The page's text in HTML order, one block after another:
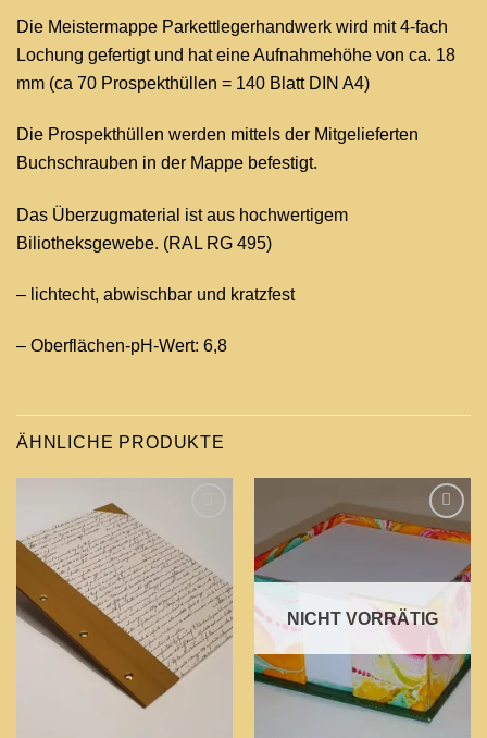
Die Meistermappe Parkettlegerhandwerk wird mit 4-fach
Lochung gefertigt und hat eine Aufnahmehöhe von ca. 18
mm (ca 70 Prospekthüllen = 140 Blatt DIN A4)
Die Prospekthüllen werden mittels der Mitgelieferten
Buchschrauben in der Mappe befestigt.
Das Überzugmaterial ist aus hochwertigem
Biliotheksgewebe. (RAL RG 495)
– lichtecht, abwischbar und kratzfest
– Oberflächen-pH-Wert: 6,8
ÄHNLICHE PRODUKTE
wishlist
Add to
NICHT VORRÄTIG